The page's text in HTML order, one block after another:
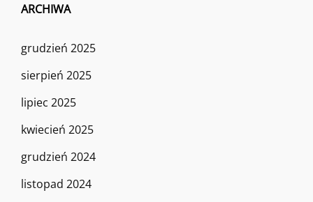
ARCHIWA
grudzień 2025
sierpień 2025
lipiec 2025
kwiecień 2025
grudzień 2024
listopad 2024